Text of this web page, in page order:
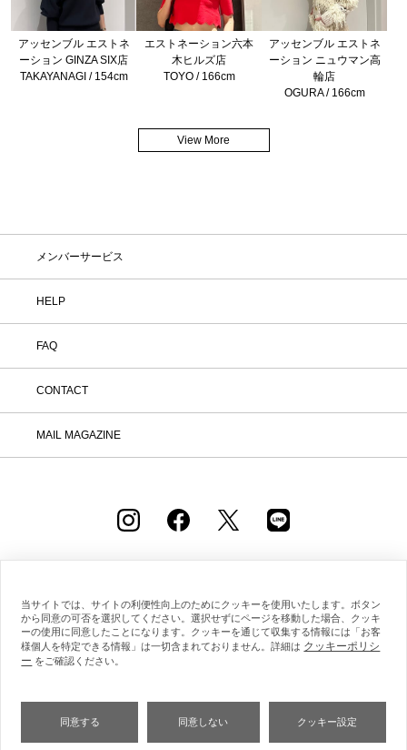
アッセンブル エストネ
ーション GINZA SIX店
TAKAYANAGI / 154cm
エストネーション六本
木ヒルズ店
TOYO / 166cm
アッセンブル エストネ
ーション ニュウマン高
輪店
OGURA / 166cm
View More
メンバーサービス
HELP
FAQ
CONTACT
MAIL MAGAZINE
個人情報保護方針 クッキーポリシー 特定商取引法に基づく通販の表記
当サイトでは、サイトの利便性向上のためにクッキーを使用いたします。ボタン
から同意の可否を選択してください。選択せずにページを移動した場合、クッキ
ーの使用に同意したことになります。クッキーを通じて収集する情報には「お客
様個人を特定できる情報」は一切含まれておりません。詳細は クッキーポリシ
ー をご確認ください。
同意する 同意しない クッキー設定